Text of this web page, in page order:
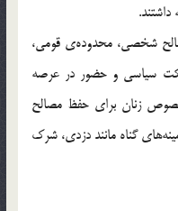
شخصی، محدوده‌ی قومی،
سیاسی و حضور در عرصه
زنان برای حفظ مصالح
گناه مانند دزدی، شرک